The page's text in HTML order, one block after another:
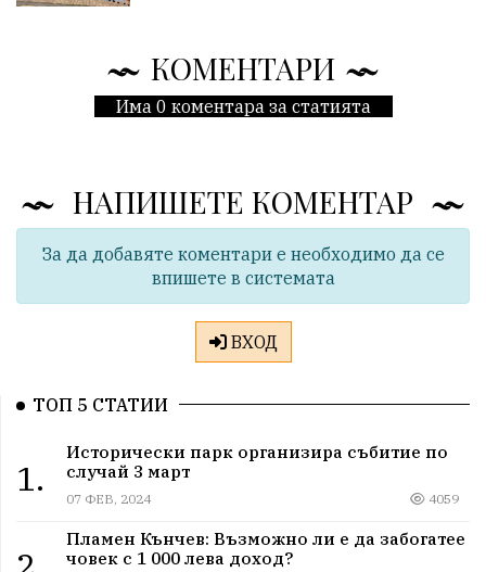
КОМЕНТАРИ
Има 0 коментара за статията
НАПИШЕТЕ КОМЕНТАР
За да добавяте коментари е необходимо да се
впишете в системата
ВХОД
ТОП 5 СТАТИИ
1.
Исторически парк организира събитие по
случай 3 март
07 ФЕВ, 2024 4059
Пламен Кънчев: Възможно ли е да забогатее
човек с 1 000 лева доход?